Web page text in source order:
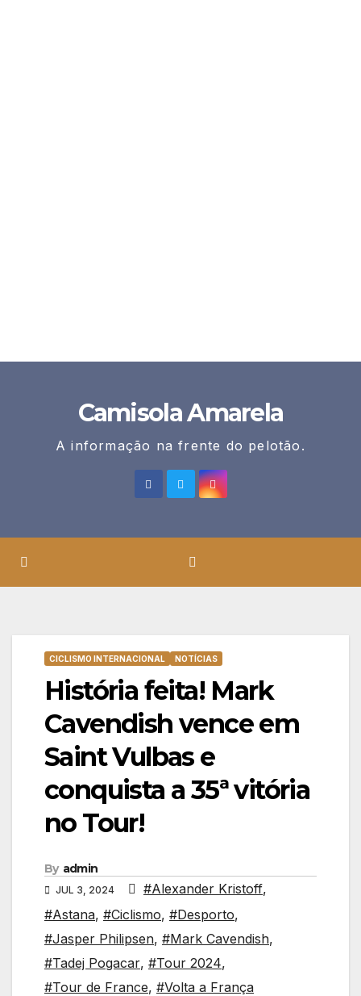
Camisola Amarela
A informação na frente do pelotão.
CICLISMO INTERNACIONAL NOTÍCIAS
História feita! Mark
Cavendish vence em
Saint Vulbas e
conquista a 35ª vitória
no Tour!
By admin
JUL 3, 2024 #Alexander Kristoff,
#Astana, #Ciclismo, #Desporto,
#Jasper Philipsen, #Mark Cavendish,
#Tadej Pogacar, #Tour 2024,
#Tour de France, #Volta a França